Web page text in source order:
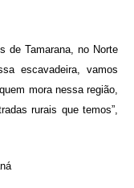
de Tamarana, no Norte
escavadeira, vamos
mora nessa região,
rurais que temos”,